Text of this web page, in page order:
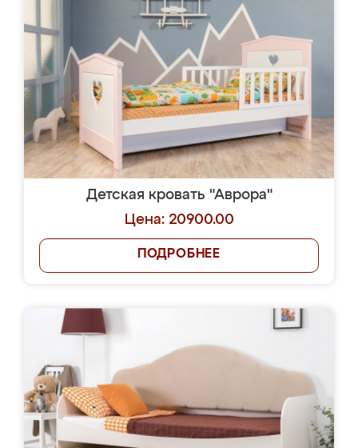
Детская кровать "Аврора"
Цена: 20900.00
ПОДРОБНЕЕ